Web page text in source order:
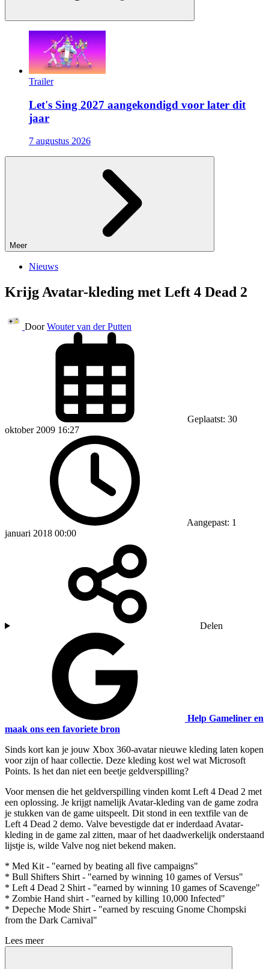
Trailer
Let's Sing 2027 aangekondigd voor later dit
jaar
7 augustus 2026
Meer
Nieuws
Krijg Avatar-kleding met Left 4 Dead 2
Door Wouter van der Putten
Geplaatst: 30
oktober 2009 16:27
Aangepast: 1
januari 2018 00:00
Delen
Help Gameliner en
maak ons een favoriete bron
Sinds kort kan je jouw Xbox 360-avatar nieuwe kleding laten kopen
voor zijn of haar collectie. Deze kleding kost wel wat Microsoft
Points. Is het dan niet een beetje geldverspilling?
Voor mensen die het geldverspilling vinden komt Left 4 Dead 2 met
een oplossing. Je krijgt namelijk Avatar-kleding van de game zodra
je stukken van de game uitspeelt. Dit stond in een textfile van de
Left 4 Dead 2 demo. Valve bevestigde dat er inderdaad Avatar-
kleding in de game zal zitten, maar of het daadwerkelijk onderstaand
lijstje is, wilde Valve nog niet bekend maken.
* Med Kit - "earned by beating all five campaigns"
* Bull Shifters Shirt - "earned by winning 10 games of Versus"
* Left 4 Dead 2 Shirt - "earned by winning 10 games of Scavenge"
* Zombie Hand shirt - "earned by killing 10,000 Infected"
* Depeche Mode Shirt - "earned by rescuing Gnome Chompski
from the Dark Carnival"
Lees meer